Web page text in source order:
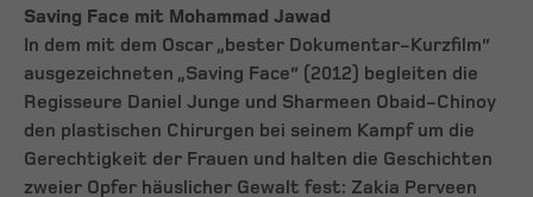
Saving Face mit Mohammad Jawad
In dem mit dem Oscar „bester Dokumentar-Kurzfilm“
ausgezeichneten „Saving Face“ (2012) begleiten die
Regisseure Daniel Junge und Sharmeen Obaid-Chinoy
den plastischen Chirurgen bei seinem Kampf um die
Gerechtigkeit der Frauen und halten die Geschichten
zweier Opfer häuslicher Gewalt fest: Zakia Perveen